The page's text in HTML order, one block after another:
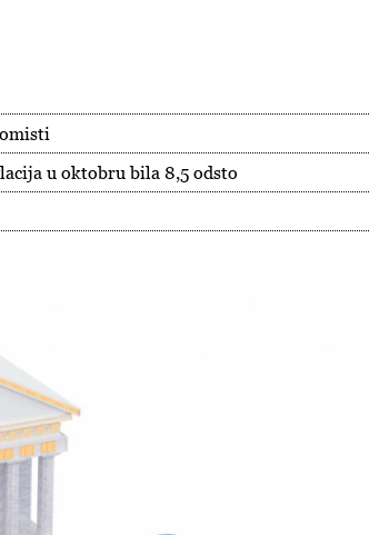
u oktobru bila 8,5 odsto